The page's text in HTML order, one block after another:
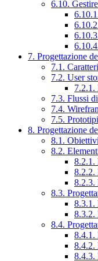
6.10.
7. Progettazione
7.1.
7.2. User
7.2.1.
7.3. Flussi
7.4.
7.5.
8. Progettazione
8.1.
8.2.
8.2.1.
8.2.2.
8.2.3.
8.3.
8.3.1.
8.3.2.
8.4.
8.4.1.
8.4.2.
8.4.3.